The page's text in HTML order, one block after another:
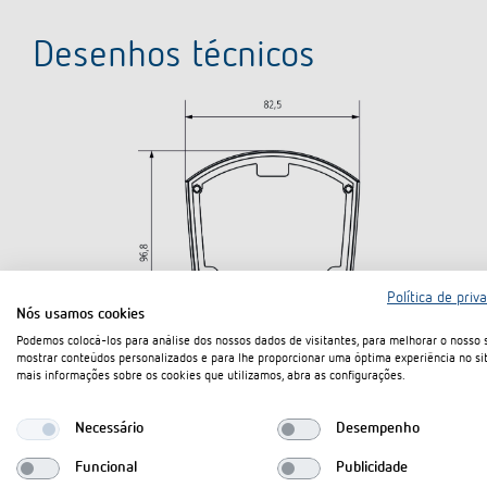
Desenhos técnicos
Política de
Nós usamos cookies
Podemos colocá-los para análise dos nossos dados de visitantes, para melhorar o nosso
mostrar conteúdos personalizados e para lhe proporcionar uma óptima experiência no
mais informações sobre os cookies que utilizamos, abra as configurações.
Necessário Desempenho
Funcional Publicidade